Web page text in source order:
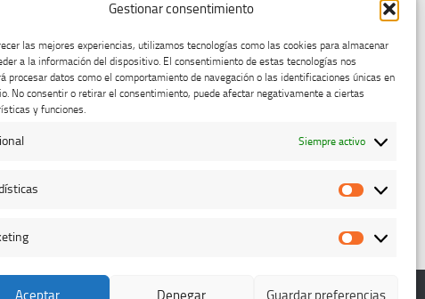
Gestionar consentimiento
las mejores experiencias, utilizamos tecnologías como las cookies para almacenar
a la información del dispositivo. El consentimiento de estas tecnologías nos
procesar datos como el comportamiento de navegación o las identificaciones únicas en
No consentir o retirar el consentimiento, puede afectar negativamente a ciertas
y funciones.
Siempre activo
Marketing
Aceptar Denegar Guardar preferencias